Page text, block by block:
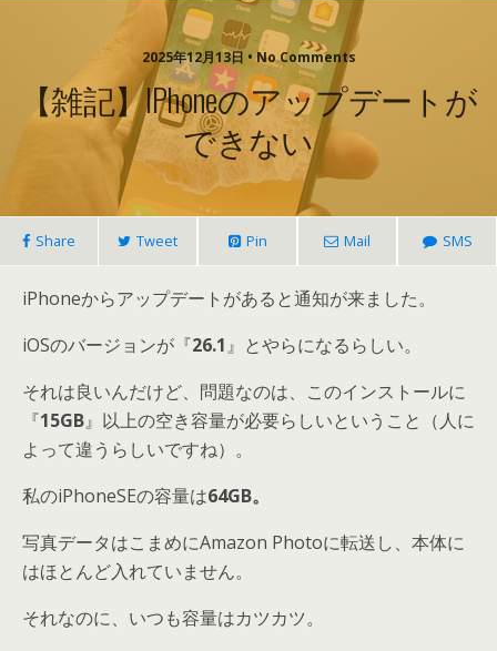
2025年12月13日 • No Comments
【雑記】iPhoneのアップデートが
できない
Share Tweet Pin Mail SMS
iPhoneからアップデートがあると通知が来ました。
iOSのバージョンが『26.1』とやらになるらしい。
それは良いんだけど、問題なのは、このインストールに
『15GB』以上の空き容量が必要らしいということ（人に
よって違うらしいですね）。
私のiPhoneSEの容量は64GB。
写真データはこまめにAmazon Photoに転送し、本体に
はほとんど入れていません。
それなのに、いつも容量はカツカツ。